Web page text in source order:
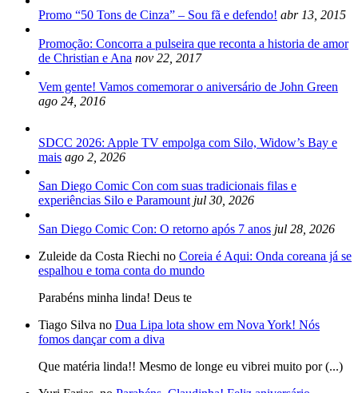
Promo “50 Tons de Cinza” – Sou fã e defendo! abr 13, 2015
Promoção: Concorra a pulseira que reconta a historia de amor
de Christian e Ana nov 22, 2017
Vem gente! Vamos comemorar o aniversário de John Green
ago 24, 2016
SDCC 2026: Apple TV empolga com Silo, Widow’s Bay e
mais ago 2, 2026
San Diego Comic Con com suas tradicionais filas e
experiências Silo e Paramount jul 30, 2026
San Diego Comic Con: O retorno após 7 anos jul 28, 2026
Zuleide da Costa Riechi no Coreia é Aqui: Onda coreana já se
espalhou e toma conta do mundo
Parabéns minha linda! Deus te
Tiago Silva no Dua Lipa lota show em Nova York! Nós
fomos dançar com a diva
Que matéria linda!! Mesmo de longe eu vibrei muito por (...)